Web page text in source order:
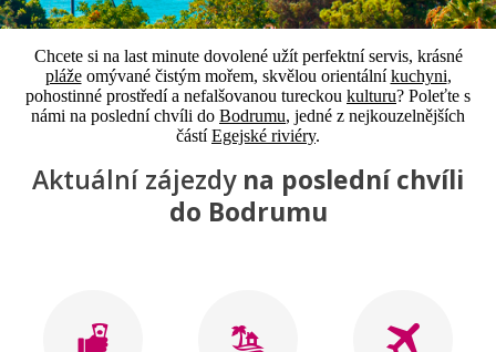
Chcete si na last minute dovolené užít perfektní servis, krásné
plážeomývané čistým mořem, skvělou orientálníkuchyni,
pohostinné prostředí a nefalšovanou tureckou kulturu? Poleťte s
námi na poslední chvíli do Bodrumu, jedné z nejkouzelnějších
částíEgejské riviéry.
Aktuální zájezdy na poslední chvíli
do Bodrumu